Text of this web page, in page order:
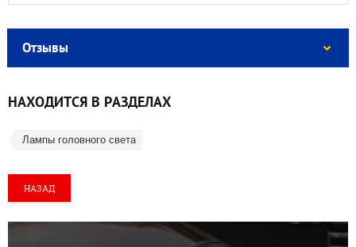
Отзывы
НАХОДИТСЯ В РАЗДЕЛАХ
Лампы головного света
НАЗАД